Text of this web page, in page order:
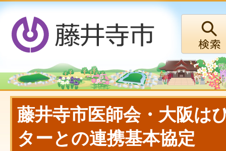
藤井寺市医師会・大阪は
ターとの連携基本協定